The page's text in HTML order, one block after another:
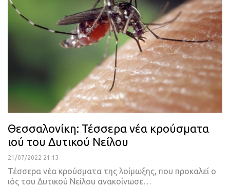
Θεσσαλονίκη: Τέσσερα νέα κρούσματα
ιού του Δυτικού Νείλου
21/07/2022 21:13
Τέσσερα νέα κρούσματα της λοίμωξης, που προκαλεί ο
ιός του Δυτικού Νείλου ανακοίνωσε…